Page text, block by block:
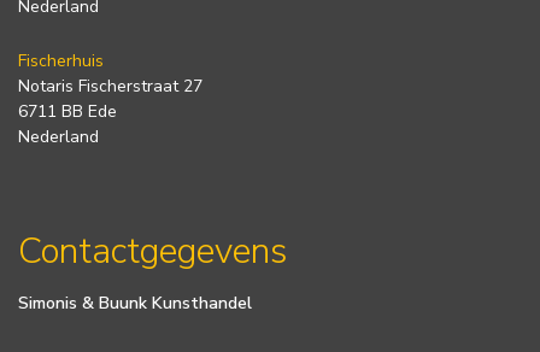
Nederland
Fischerhuis
Notaris Fischerstraat 27
6711 BB Ede
Nederland
Contactgegevens
Simonis & Buunk Kunsthandel